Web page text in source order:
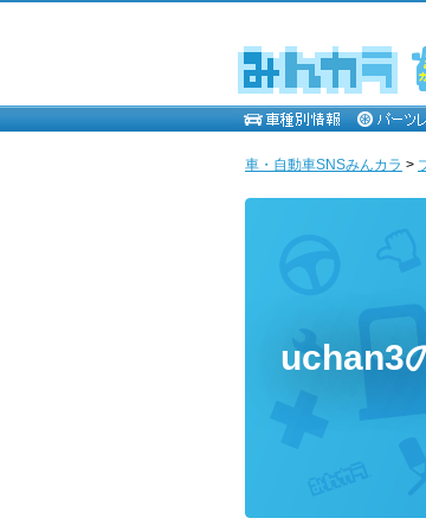
車・自動車SNSみんカラ >
uchan3